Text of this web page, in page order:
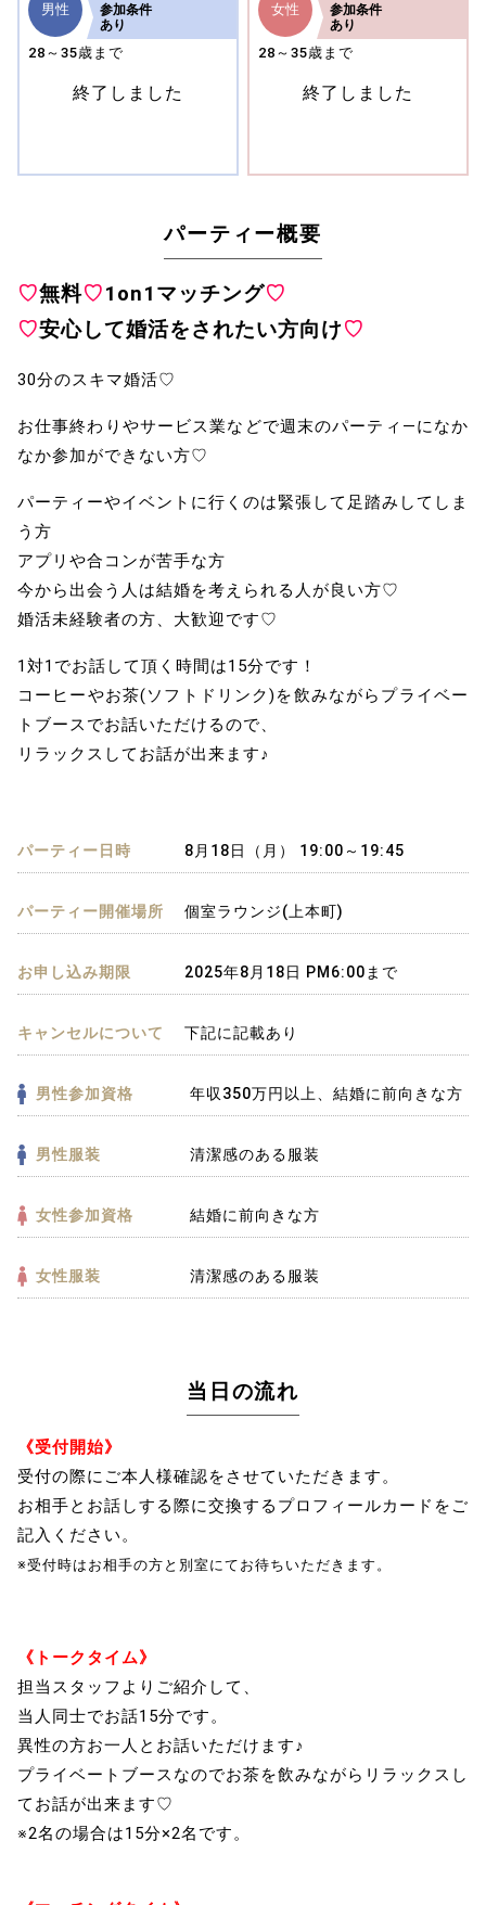
男性
28～35歳まで
参加条件
あり
終了しました
女性
28～35歳まで
参加条件
あり
終了しました
パーティー概要
♡無料♡1on1マッチング♡
♡安心して婚活をされたい方向け♡
30分のスキマ婚活♡
お仕事終わりやサービス業などで週末のパーティ―になか
なか参加ができない方♡
パーティーやイベントに行くのは緊張して足踏みしてしま
う方
アプリや合コンが苦手な方
今から出会う人は結婚を考えられる人が良い方♡
婚活未経験者の方、大歓迎です♡
1対1でお話して頂く時間は15分です！
コーヒーやお茶(ソフトドリンク)を飲みながらプライベー
トブースでお話いただけるので、
リラックスしてお話が出来ます♪
パーティー日時 8月18日（月） 19:00～19:45
パーティー開催場所 個室ラウンジ(上本町)
お申し込み期限 2025年8月18日 PM6:00まで
キャンセルについて 下記に記載あり
男性参加資格 年収350万円以上、結婚に前向きな方
男性服装 清潔感のある服装
女性参加資格 結婚に前向きな方
女性服装 清潔感のある服装
当日の流れ
《受付開始》
受付の際にご本人様確認をさせていただきます。
お相手とお話しする際に交換するプロフィールカードをご
記入ください。
※受付時はお相手の方と別室にてお待ちいただきます。
《トークタイム》
担当スタッフよりご紹介して、
当人同士でお話15分です。
異性の方お一人とお話いただけます♪
プライベートブースなのでお茶を飲みながらリラックスし
てお話が出来ます♡
※2名の場合は15分×2名です。